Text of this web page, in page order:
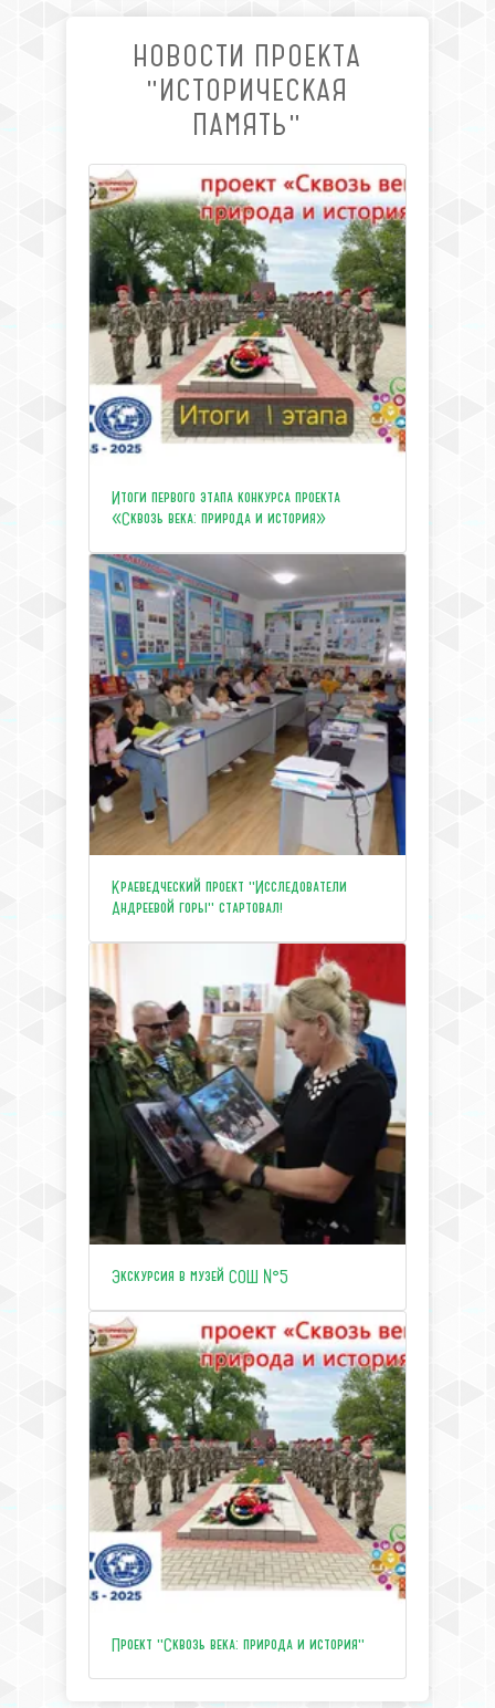
НОВОСТИ ПРОЕКТА
"ИСТОРИЧЕСКАЯ
ПАМЯТЬ"
Итоги первого этапа конкурса проекта
«Сквозь века: природа и история»
Краеведческий проект "Исследователи
Андреевой горы" стартовал!
Экскурсия в музей СОШ №5
Проект "Сквозь века: природа и история"